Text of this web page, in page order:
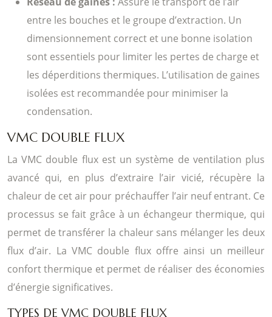
entre les bouches et le groupe d’extraction. Un
dimensionnement correct et une bonne isolation
sont essentiels pour limiter les pertes de charge et
les déperditions thermiques. L’utilisation de gaines
isolées est recommandée pour minimiser la
condensation.
VMC DOUBLE FLUX
La VMC double flux est un système de ventilation plus
avancé qui, en plus d’extraire l’air vicié, récupère la
chaleur de cet air pour préchauffer l’air neuf entrant. Ce
processus se fait grâce à un échangeur thermique, qui
permet de transférer la chaleur sans mélanger les deux
flux d’air. La VMC double flux offre ainsi un meilleur
confort thermique et permet de réaliser des économies
d’énergie significatives.
TYPES DE VMC DOUBLE FLUX